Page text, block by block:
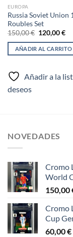
EUROPA
Russia Soviet Union
Roubles Set
150,00€ El
precio
original
era:
120,00€El
es:
AÑADIR AL CARRITO
Añadir a la
deseos
NOVEDADES
Cromo
World
150,00
Cromo
Cup
60,00€